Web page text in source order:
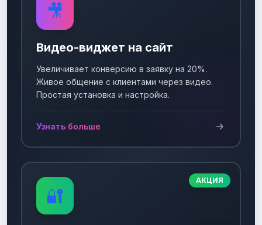
🎥
Видео-виджет на сайт
Увеличивает конверсию в заявку на 20%.
Живое общение с клиентами через видео.
Простая установка и настройка.
Узнать больше
АКЦИЯ
🔐